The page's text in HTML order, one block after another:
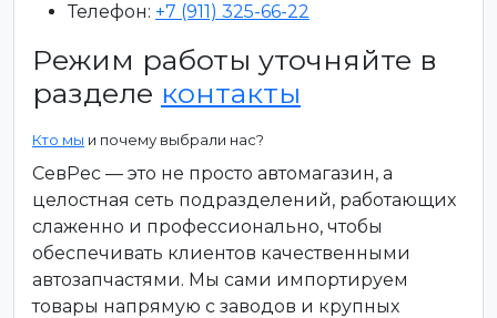
Телефон: +7 (911) 325-66-22
Режим работы уточняйте в
разделе контакты
Кто мы и почему выбрали нас?
СевРес — это не просто автомагазин, а
целостная сеть подразделений, работающих
слаженно и профессионально, чтобы
обеспечивать клиентов качественными
автозапчастями. Мы сами импортируем
товары напрямую с заводов и крупных